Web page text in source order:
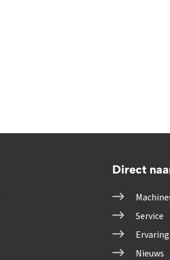
Direct
Service
Nieuws